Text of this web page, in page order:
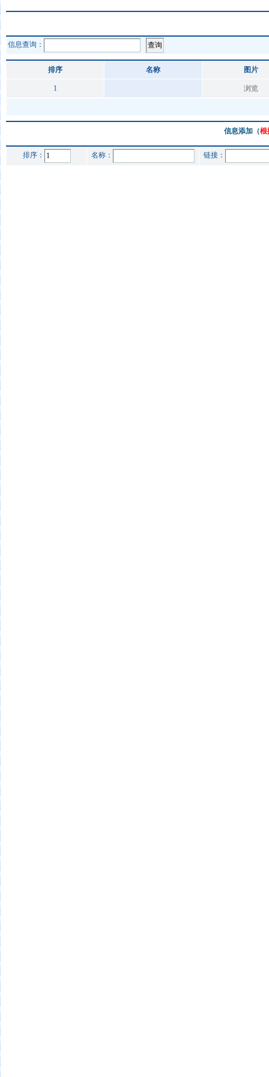
信息查询：
排序 名称 图片
1 浏览
信息添加（根
排序： 名称： 链接：